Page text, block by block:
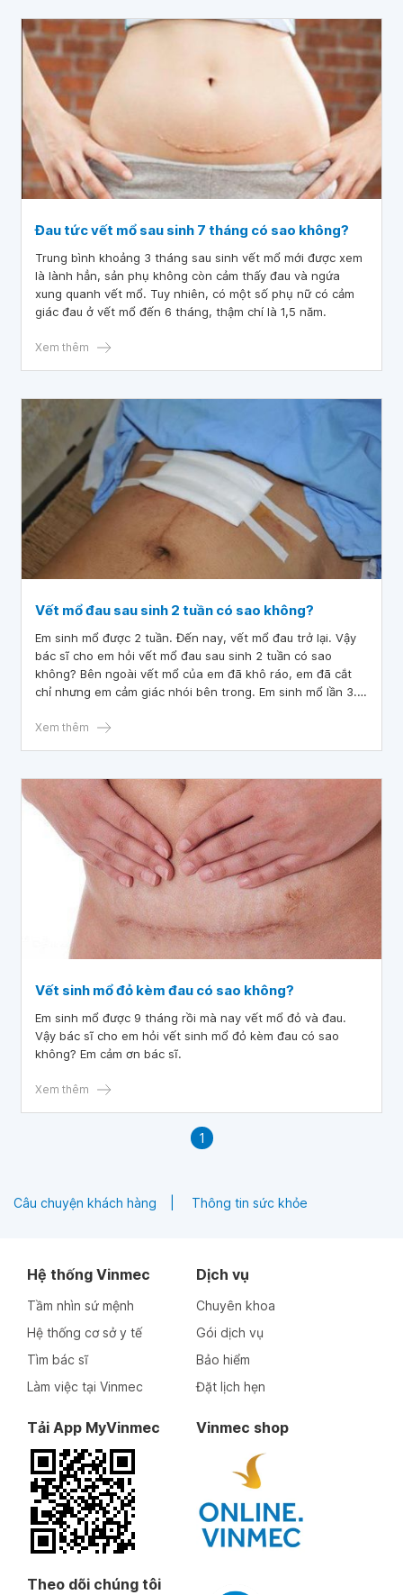
Đau tức vết mổ sau sinh 7 tháng có sao không?
Trung bình khoảng 3 tháng sau sinh vết mổ mới được xem
là lành hẳn, sản phụ không còn cảm thấy đau và ngứa
xung quanh vết mổ. Tuy nhiên, có một số phụ nữ có cảm
giác đau ở vết mổ đến 6 tháng, thậm chí là 1,5 năm.
Xem thêm
Vết mổ đau sau sinh 2 tuần có sao không?
Em sinh mổ được 2 tuần. Đến nay, vết mổ đau trở lại. Vậy
bác sĩ cho em hỏi vết mổ đau sau sinh 2 tuần có sao
không? Bên ngoài vết mổ của em đã khô ráo, em đã cắt
chỉ nhưng em cảm giác nhói bên trong. Em sinh mổ lần 3.
Xem thêm
Vết sinh mổ đỏ kèm đau có sao không?
Em sinh mổ được 9 tháng rồi mà nay vết mổ đỏ và đau.
Vậy bác sĩ cho em hỏi vết sinh mổ đỏ kèm đau có sao
không? Em cảm ơn bác sĩ.
Xem thêm
1
Câu chuyện khách hàng Thông tin sức khỏe
Hệ thống Vinmec
Tầm nhìn sứ mệnh
Hệ thống cơ sở y tế
Tìm bác sĩ
Làm việc tại Vinmec
Dịch vụ
Chuyên khoa
Gói dịch vụ
Bảo hiểm
Đặt lịch hẹn
Tải App MyVinmec Vinmec shop
Theo dõi chúng tôi